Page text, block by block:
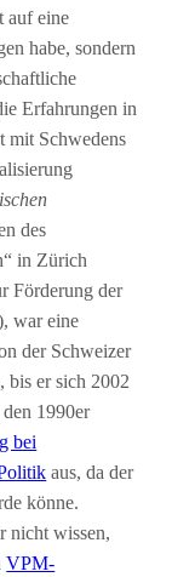
auf eine
habe, sondern
Erfahrungen in
mit Schwedens
des
in Zürich
Förderung der
war eine
der Schweizer
bis er sich 2002
1990er
bei
aus, da der
könne.
nicht wissen,
VPM-